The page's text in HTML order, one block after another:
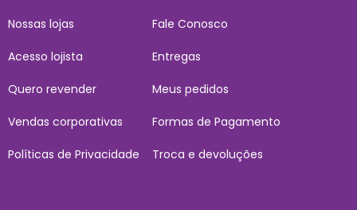
Nossas lojas
Acesso lojista
Quero revender
Vendas corporativas
Políticas de Privacidade
Fale Conosco
Entregas
Meus pedidos
Formas de Pagamento
Troca e devoluções